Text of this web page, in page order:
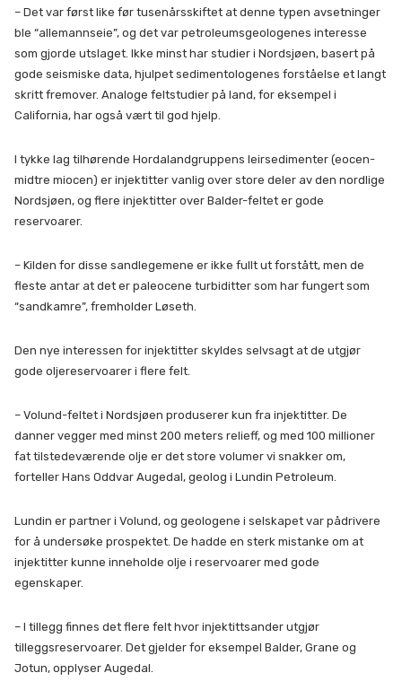
– Det var først like før tusenårsskiftet at denne typen avsetninger
ble “allemannseie”, og det var petroleumsgeologenes interesse
som gjorde utslaget. Ikke minst har studier i Nordsjøen, basert på
gode seismiske data, hjulpet sedimentologenes forståelse et langt
skritt fremover. Analoge feltstudier på land, for eksempel i
California, har også vært til god hjelp.
I tykke lag tilhørende Hordalandgruppens leirsedimenter (eocen-
midtre miocen) er injektitter vanlig over store deler av den nordlige
Nordsjøen, og flere injektitter over Balder-feltet er gode
reservoarer.
– Kilden for disse sandlegemene er ikke fullt ut forstått, men de
fleste antar at det er paleocene turbiditter som har fungert som
“sandkamre”, fremholder Løseth.
Den nye interessen for injektitter skyldes selvsagt at de utgjør
gode oljereservoarer i flere felt.
– Volund-feltet i Nordsjøen produserer kun fra injektitter. De
danner vegger med minst 200 meters relieff, og med 100 millioner
fat tilstedeværende olje er det store volumer vi snakker om,
forteller Hans Oddvar Augedal, geolog i Lundin Petroleum.
Lundin er partner i Volund, og geologene i selskapet var pådrivere
for å undersøke prospektet. De hadde en sterk mistanke om at
injektitter kunne inneholde olje i reservoarer med gode
egenskaper.
– I tillegg finnes det flere felt hvor injektittsander utgjør
tilleggsreservoarer. Det gjelder for eksempel Balder, Grane og
Jotun, opplyser Augedal.